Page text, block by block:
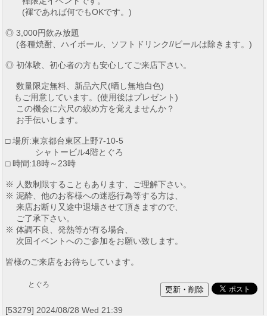
(褌であれば何でもOKです。)
◎ 3,000円飲み放題
(各種焼酎、ハイボール、ソフトドリンク//ビールは除きます。)
◎ 初体験、初心者の方も安心してご来店下さい。
数量限定無料、新品六尺(晒し無地白色)
もご用意しています。(使用後はプレゼント)
この機会に六尺の絞め方を覚えませんか？
お手伝いします。
□ 場所:東京都台東区上野7-10-5
シャトービル4階とぐろ
□ 時間:18時～23時
※ 人数制限することもあります、ご理解下さい。
※ 泥酔、他のお客様への迷惑行為等する方は、
来店お断り又途中退場させて頂きますので、
ご了承下さい。
※ 体調不良、発熱等が有る場合、
次回イベントへのご参加をお願い致します。
皆様のご来店をお待ちしています。
とぐろ
[53279] 2024/08/28 Wed 21:39